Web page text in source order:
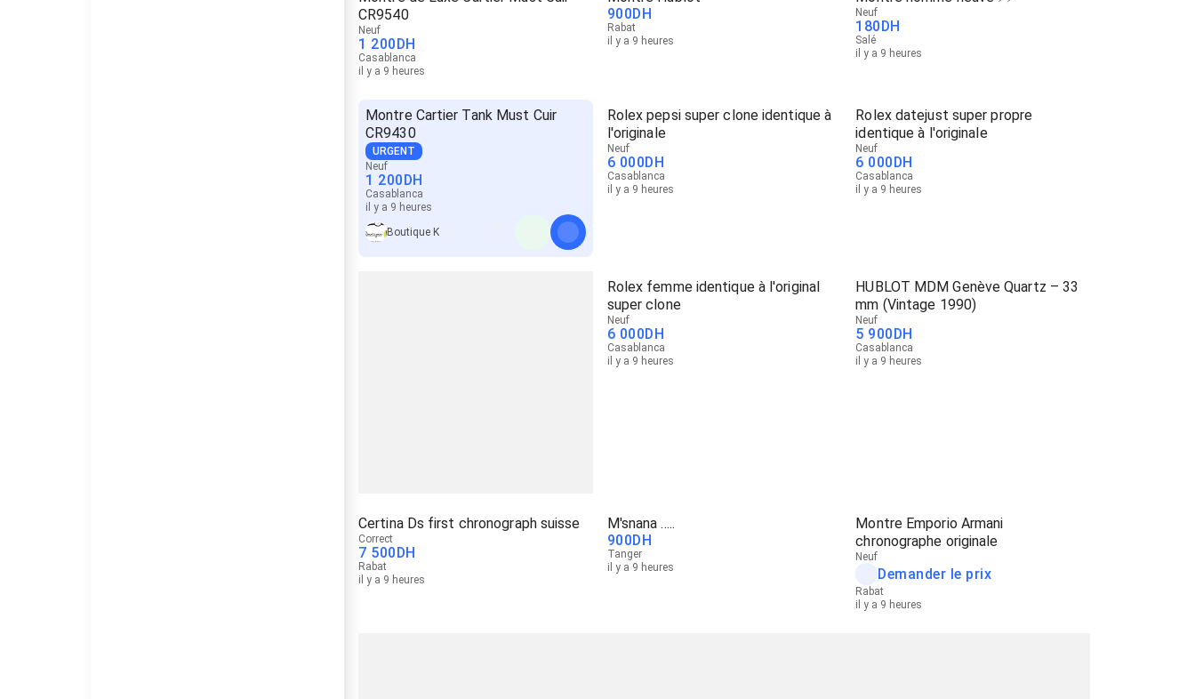
CR9540
Neuf
1 200DH
Casablanca
il y a 9 heures
900DH
Rabat
il y a 9 heures
Neuf
180DH
Salé
il y a 9 heures
Montre Cartier Tank Must Cuir
CR9430
URGENT
Neuf
1 200DH
Casablanca
il y a 9 heures
Boutique K
Rolex pepsi super clone identique à
l'originale
Neuf
6 000DH
Casablanca
il y a 9 heures
Rolex datejust super propre
identique à l'originale
Neuf
6 000DH
Casablanca
il y a 9 heures
Rolex femme identique à l'original
super clone
Neuf
6 000DH
Casablanca
il y a 9 heures
HUBLOT MDM Genève Quartz – 33
mm (Vintage 1990)
Neuf
5 900DH
Casablanca
il y a 9 heures
Certina Ds first chronograph suisse
Correct
7 500DH
Rabat
il y a 9 heures
M'snana .....
900DH
Tanger
il y a 9 heures
Montre Emporio Armani
chronographe originale
Neuf
Demander le prix
Rabat
il y a 9 heures